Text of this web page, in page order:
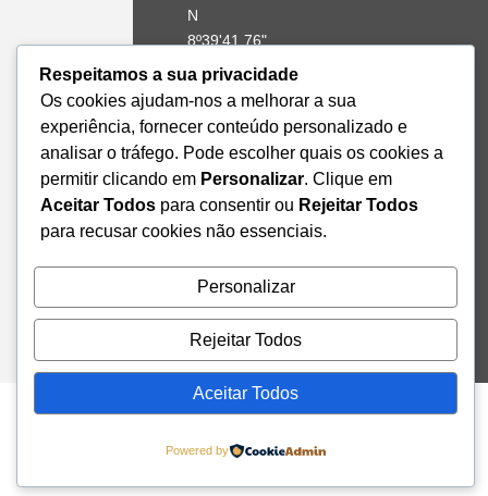
N
8º39'41,76"
geral@institutodemobilidade.org
Subscreva
a
Newsletter
Send
Respeitamos a sua privacidade
Os cookies ajudam-nos a melhorar a sua
experiência, fornecer conteúdo personalizado e
analisar o tráfego. Pode escolher quais os cookies a
permitir clicando em Personalizar. Clique em
Aceitar Todos para consentir ou Rejeitar Todos
para recusar cookies não essenciais.
Personalizar
Rejeitar Todos
Aceitar Todos
Powered by